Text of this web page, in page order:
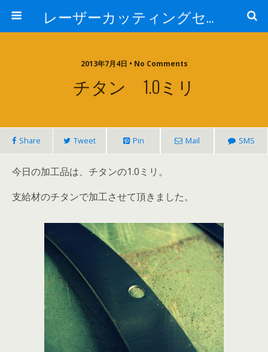
レーザーカッティングセンター 株式会社 中本鉄工所
2013年7月4日 • No Comments
チタン 1.0ミリ
Share Tweet Pin Mail SMS
今日の加工品は、チタンの1.0ミリ。
支給材のチタンで加工させて頂きました。